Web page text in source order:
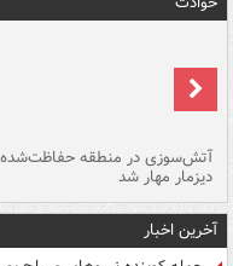
آتش‌سوزی در منطقه حفاظت‌شده
دیزمار مهار شد
آخرین اخبار